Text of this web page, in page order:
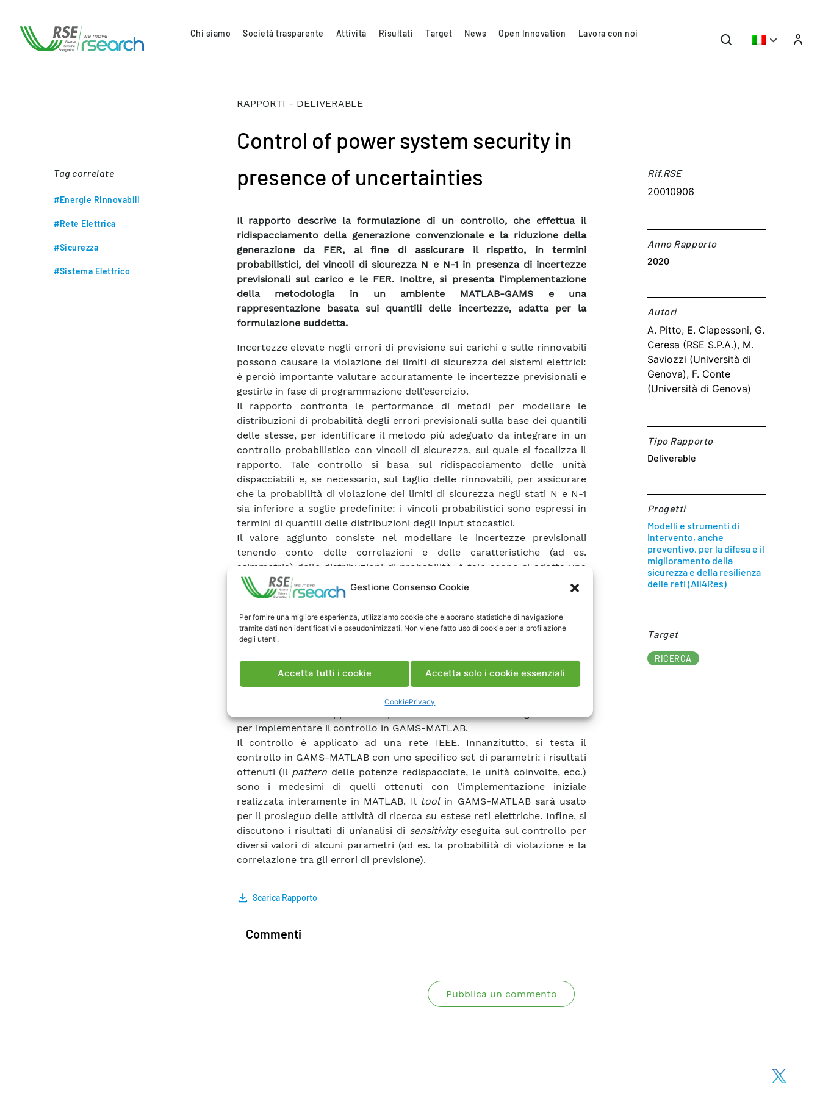
Gestione Consenso Cookie
Per fornire una migliore esperienza, utilizziamo cookie che elaborano statistiche di navigazione
tramite dati non identificativi e pseudonimizzati. Non viene fatto uso di cookie per la profilazione
degli utenti.
Accetta tutti i cookie Accetta solo i cookie essenziali
CookiePrivacy
Chi siamo Società trasparente Attività Risultati Target News Open Innovation Lavora con noi
Tag correlate
#Energie Rinnovabili
#Rete Elettrica
#Sicurezza
#Sistema Elettrico
RAPPORTI - DELIVERABLE
Control of power system security in
presence of uncertainties
Il rapporto descrive la formulazione di un controllo, che effettua il
ridispacciamento della generazione convenzionale e la riduzione della
generazione da FER, al fine di assicurare il rispetto, in termini
probabilistici, dei vincoli di sicurezza N e N-1 in presenza di incertezze
previsionali sul carico e le FER. Inoltre, si presenta l’implementazione
della metodologia in un ambiente MATLAB-GAMS e una
rappresentazione basata sui quantili delle incertezze, adatta per la
formulazione suddetta.
Incertezze elevate negli errori di previsione sui carichi e sulle rinnovabili
possono causare la violazione dei limiti di sicurezza dei sistemi elettrici:
è perciò importante valutare accuratamente le incertezze previsionali e
gestirle in fase di programmazione dell’esercizio.
Il rapporto confronta le performance di metodi per modellare le
distribuzioni di probabilità degli errori previsionali sulla base dei quantili
delle stesse, per identificare il metodo più adeguato da integrare in un
controllo probabilistico con vincoli di sicurezza, sul quale si focalizza il
rapporto. Tale controllo si basa sul ridispacciamento delle unità
dispacciabili e, se necessario, sul taglio delle rinnovabili, per assicurare
che la probabilità di violazione dei limiti di sicurezza negli stati N e N-1
sia inferiore a soglie predefinite: i vincoli probabilistici sono espressi in
termini di quantili delle distribuzioni degli input stocastici.
Il valore aggiunto consiste nel modellare le incertezze previsionali
tenendo conto delle correlazioni e delle caratteristiche (ad es.
asimmetria) delle distribuzioni di probabilità. A tale scopo si adotta una
combinazione innovativa di tecniche ed una formulazione efficiente del
problema basata sulla programmazione lineare.
MATLAB: taleframeworksfrutta le potenzialità di GAMS nel formulare
facilmente il problema di ottimizzazione e nell’interfacciarsi a solutori
vantaggi dell’ambiente di modellazione MATLAB. Si spiegano le modalità
di scambio informazioni tra i due strumenti e di scrittura del problema in
ready-to-implement”, elencando i parametri e le variabili di
per implementare il controllo in GAMS-MATLAB.
Il controllo è applicato ad una rete IEEE. Innanzitutto, si testa il
controllo in GAMS-MATLAB con uno specifico set di parametri: i risultati
ottenuti (il pattern delle potenze redispacciate, le unità coinvolte, ecc.)
sono i medesimi di quelli ottenuti con l’implementazione iniziale
realizzata interamente in MATLAB. Il toolin GAMS-MATLAB sarà usato
per il prosieguo delle attività di ricerca su estese reti elettriche. Infine, si
discutono i risultati di un’analisi di sensitivityeseguita sul controllo per
diversi valori di alcuni parametri (ad es. la probabilità di violazione e la
correlazione tra gli errori di previsione).
Scarica Rapporto
Rif.RSE​
20010906
Anno Rapporto
2020
Autori​
A. Pitto, E. Ciapessoni, G.
Ceresa (RSE S.P.A.), M.
Saviozzi (Università di
Genova), F. Conte
(Università di Genova)
Tipo Rapporto
Deliverable
Progetti
Modelli e strumenti di
intervento, anche
preventivo, per la difesa e il
miglioramento della
sicurezza e della resilienza
delle reti (All4Res)
Target​
RICERCA
Commenti
Pubblica un commento